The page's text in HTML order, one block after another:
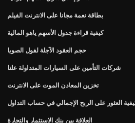
بطاقة نعمة مجانا على الانترنت الفيلم
كيفية قراءة جدول الأسهم ياهو المالية
حجم العقود الآجلة لفول الصويا
شركات التأمين على السيارات المتداولة علنا
تخزين المعادن الموت على الانترنت
العثور على الربح الإجمالي في حساب التداول
العلاقة بين بنك الاستثمار والتجارة